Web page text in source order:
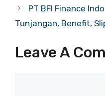
PT BFI Finance
Tunjangan, Benefit,
Leave A